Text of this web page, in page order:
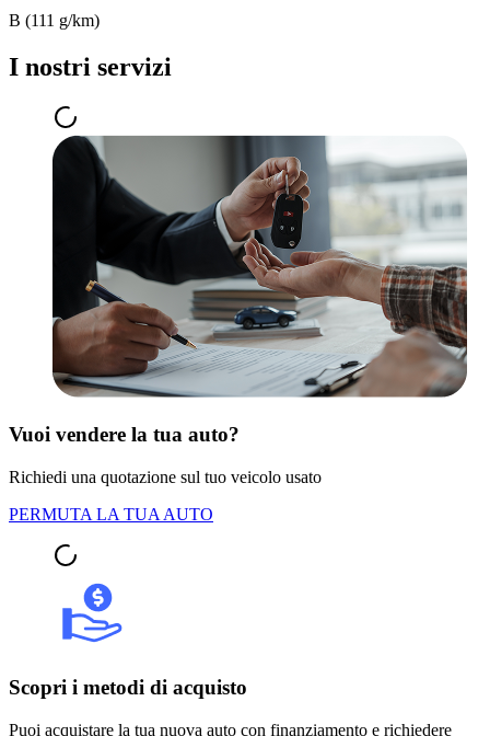
B (111 g/km)
I nostri servizi
Vuoi vendere la tua auto?
Richiedi una quotazione sul tuo veicolo usato
PERMUTA LA TUA AUTO
Scopri i metodi di acquisto
Puoi acquistare la tua nuova auto con finanziamento e richiedere